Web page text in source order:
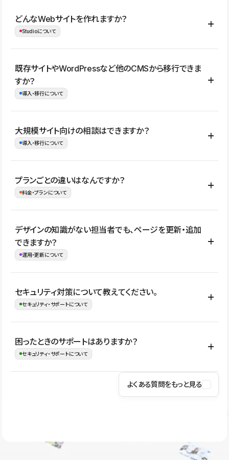
どんなWebサイトを作れますか？
Studioについて
コーポレートサイト、サービスサイト、LP、採用サイト、ブロ
グ・メディア、イベントサイト、店舗・商品紹介サイト、ポートフ
ォリオなど幅広く制作できます。
既存サイトやWordPressなど他のCMSから移行できま
すか？
導入・移行について
はい。既存サイトの構成やコンテンツ、URLを整理したうえで、
Studio上に再構築する形で移行できます。 WordPressの場合は、
イト全体のデザインや設定がそのまま移行されるわけではないた
め、移行後にページ構成やデザイン、CMS設計、URL・リダイレク
大規模サイト向けの相談はできますか？
導入・移行について
はい。アクセス規模が大きいサイトや、複数部門での運用、権限管
理、セキュリティ確認、既存システムとの連携など、個別の要件が
ない段階でも、お問い合わせください。
お問合せはこちら
プランごとの違いはなんですか？
料金・プランについて
公開ページ数、バージョン履歴の期間、CMS利用数の上限、権限
管理の有無などがプランごとに異なります。詳しくは料金プランペ
ージをご覧ください。
デザインの知識がない担当者でも、ページを更新・追加
できますか？
運用・更新について
はい。CMSやコンポーネントを活用して更新範囲を設計しておく
ことで、デザインを崩しにくい状態で運用できます。 さらにコン
ながらレイアウトに影響を与えずに更新作業を進めやすくなりま
す。
セキュリティ対策について教えてください。
セキュリティ・サポートについて
Studioでは、公開サイトやサービスを安全に利用できるよう、通信
の暗号化、データ保護、アクセス管理、脆弱性対策など、複数の観
はSSL/TLSによる通信暗号化に対応しており、悪質なスクリプトの
困ったときのサポートはありますか？
セキュリティ・サポートについて
操作方法や機能については、ヘルプセンターでご確認いただけま
ユーザー同士で質問・相談できるコミュニティもご利用ください。
よくある質問をもっと見る